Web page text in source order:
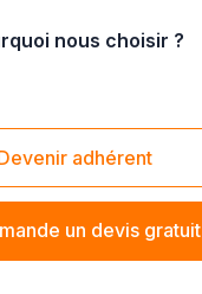
nous choisir ?
adhérent
un devis gratuit